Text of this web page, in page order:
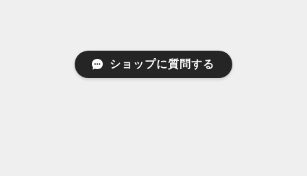
ショップに質問する